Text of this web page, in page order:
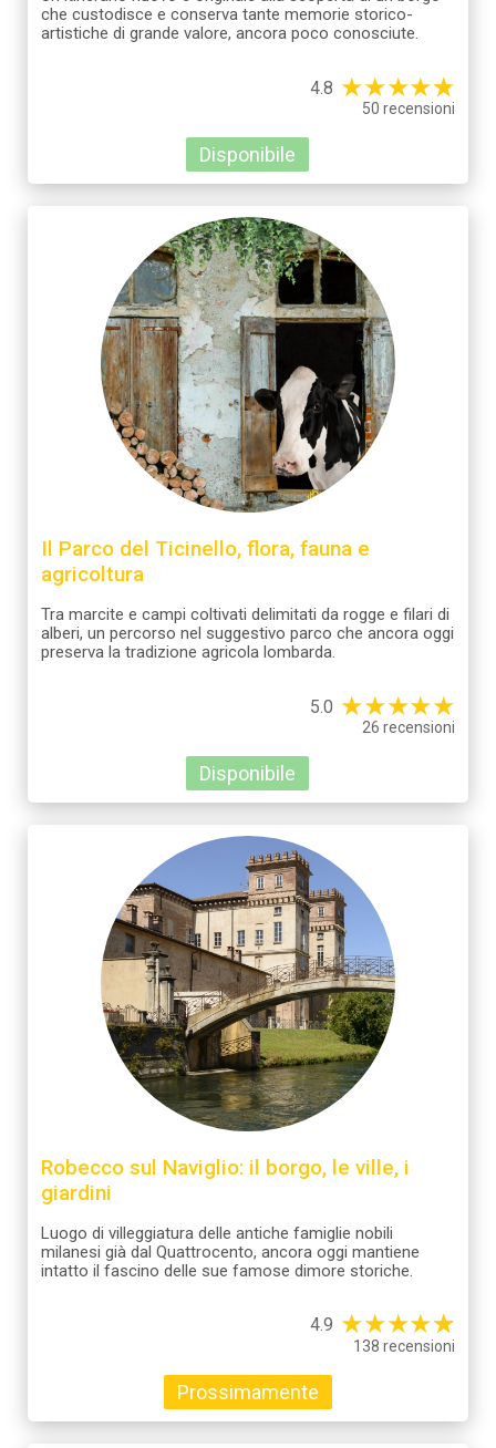
che custodisce e conserva tante memorie storico-
artistiche di grande valore, ancora poco conosciute.
4.8 ★★★★☆
★
50 recensioni
Disponibile
Il Parco del Ticinello, flora, fauna e
agricoltura
Tra marcite e campi coltivati delimitati da rogge e filari di
alberi, un percorso nel suggestivo parco che ancora oggi
preserva la tradizione agricola lombarda.
5.0 ★★★★★
26 recensioni
Disponibile
Robecco sul Naviglio: il borgo, le ville, i
giardini
Luogo di villeggiatura delle antiche famiglie nobili
milanesi già dal Quattrocento, ancora oggi mantiene
intatto il fascino delle sue famose dimore storiche.
4.9 ★★★★☆
★
138 recensioni
Prossimamente